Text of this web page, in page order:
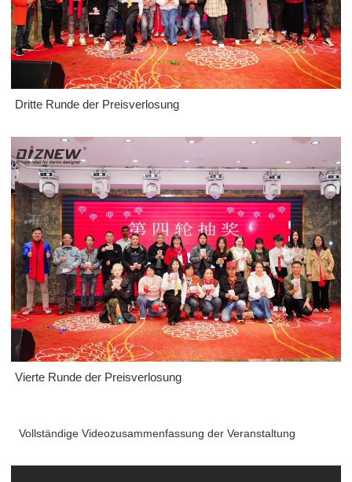
Dritte Runde der Preisverlosung
Vierte Runde der Preisverlosung
Vollständige Videozusammenfassung der Veranstaltung